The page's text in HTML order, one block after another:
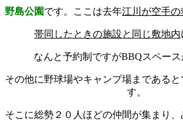
野島公園です。ここは去年江川が空手の
帯同したときの施設と同じ敷地内
なんと予約制ですがBBQスペース
その他に野球場やキャンプ場まである
す。
そこに総勢２０人ほどの仲間が集まり、